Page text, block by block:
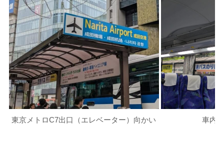
東京メトロC7出口（エレベーター）向かい 車内